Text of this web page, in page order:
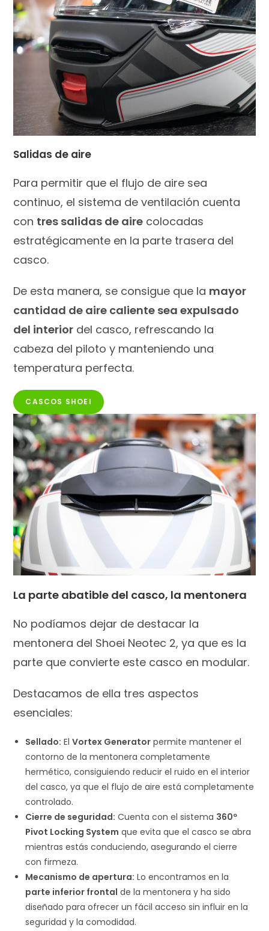
Salidas de aire
Para permitir que el flujo de aire sea
continuo, el sistema de ventilación cuenta
con tres salidas de aire colocadas
estratégicamente en la parte trasera del
casco.
De esta manera, se consigue que la mayor
cantidad de aire caliente sea expulsado
del interior del casco, refrescando la
cabeza del piloto y manteniendo una
temperatura perfecta.
CASCOS SHOEI
La parte abatible del casco, la mentonera
No podíamos dejar de destacar la
mentonera del Shoei Neotec 2, ya que es la
parte que convierte este casco en modular.
Destacamos de ella tres aspectos
esenciales:
Sellado: ElVortex Generator permite mantener el
contorno de la mentonera completamente
hermético, consiguiendo reducir el ruido en el interior
del casco, ya que el flujo de aire está completamente
controlado.
Cierre de seguridad: Cuenta con el sistema 360º
Pivot Locking System que evita que el casco se abra
mientras estás conduciendo, asegurando el cierre
con firmeza.
Mecanismo de apertura: Lo encontramos en la
parte inferior frontal de la mentonera y ha sido
diseñado para ofrecer un fácil acceso sin influir en la
seguridad y la comodidad.